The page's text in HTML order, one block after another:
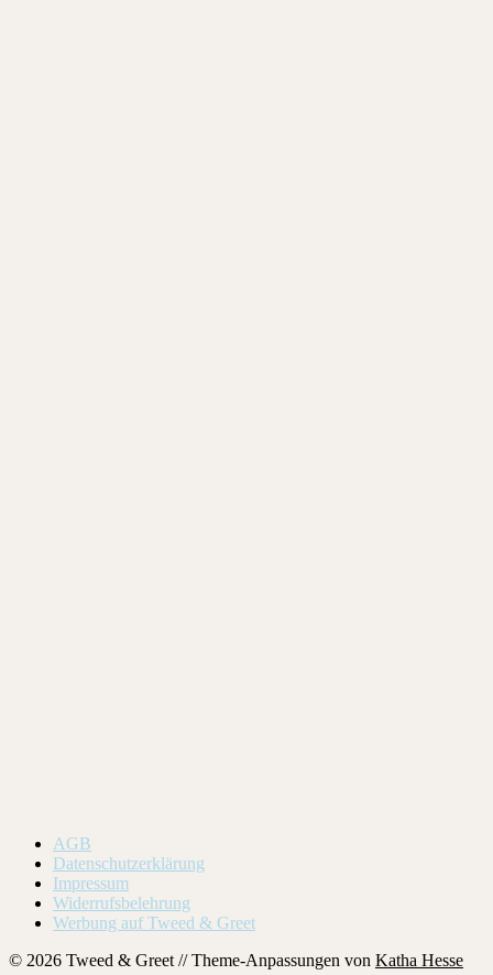
AGB
Datenschutzerklärung
Impressum
Widerrufsbelehrung
Werbung auf Tweed & Greet
© 2026 Tweed & Greet // Theme-Anpassungen von Katha Hesse